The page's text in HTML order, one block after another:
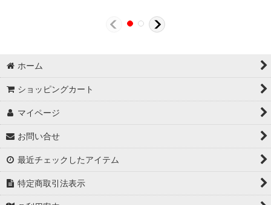
ホーム
ショッピングカート
マイページ
お問い合せ
最近チェックしたアイテム
特定商取引法表示